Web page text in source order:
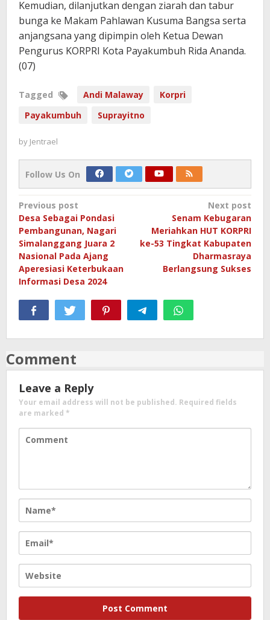
Kemudian, dilanjutkan dengan ziarah dan tabur
bunga ke Makam Pahlawan Kusuma Bangsa serta
anjangsana yang dipimpin oleh Ketua Dewan
Pengurus KORPRI Kota Payakumbuh Rida Ananda.
(07)
Tagged Andi Malaway
Korpri
Payakumbuh
Suprayitno
by Jentrael
Follow Us On
Post
navigation
Previous post
Desa Sebagai Pondasi
Pembangunan, Nagari
Simalanggang Juara 2
Nasional Pada Ajang
Aperesiasi Keterbukaan
Informasi Desa 2024
Next post
Senam Kebugaran
Meriahkan HUT KORPRI
ke-53 Tingkat Kabupaten
Dharmasraya
Berlangsung Sukses
Comment
Leave a Reply
Your email address will not be published. Required fields
are marked *